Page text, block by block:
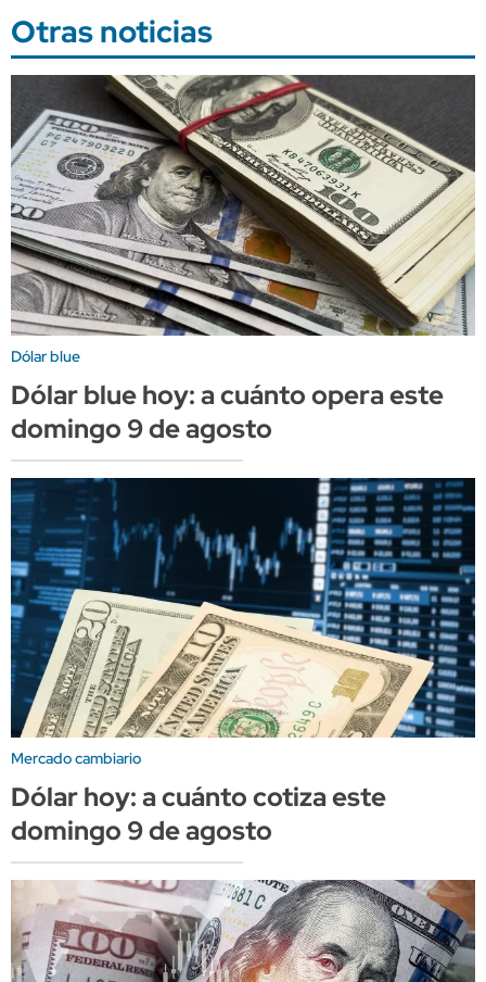
Otras noticias
Dólar blue
Dólar blue hoy: a cuánto opera este
domingo 9 de agosto
Mercado cambiario
Dólar hoy: a cuánto cotiza este
domingo 9 de agosto